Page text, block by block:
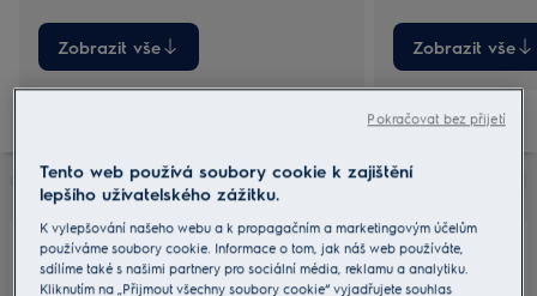
Zobrazit vše Zobrazit vše
Tento web používá soubory cookie k zajištění
lepšího uživatelského zážitku.
K vylepšování našeho webu a k propagačním a marketingovým účelům
používáme soubory cookie. Informace o tom, jak náš web používáte,
sdílíme také s našimi partnery pro sociální média, reklamu a analytiku.
Kliknutím na „Přijmout všechny soubory cookie“ vyjadřujete souhlas
Pokračovat bez přijetí